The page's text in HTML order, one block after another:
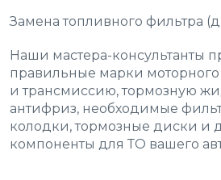
Замена топливного фильтра
Наши мастера-консультанты
правильные марки моторного
и трансмиссию, тормозную
антифриз, необходимые
колодки, тормозные диски и
компоненты для ТО вашего